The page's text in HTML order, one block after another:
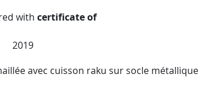
with certificate of
2019
avec cuisson raku sur socle métallique